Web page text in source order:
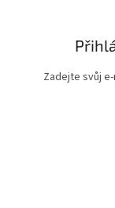
Zadejte svůj